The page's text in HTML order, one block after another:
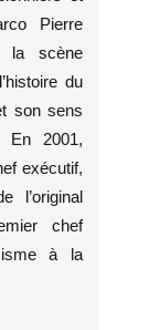
Pierre
la scène
du
son sens
En 2001,
exécutif,
l’original
chef
à la